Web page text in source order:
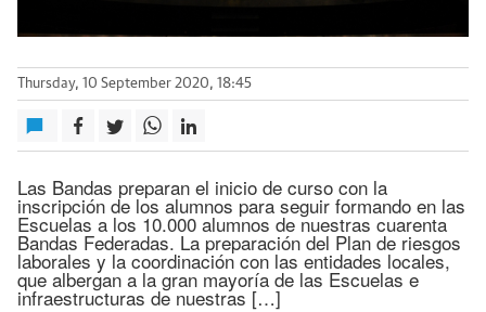
Thursday, 10 September 2020, 18:45
Las Bandas preparan el inicio de curso con la
inscripción de los alumnos para seguir formando en las
Escuelas a los 10.000 alumnos de nuestras cuarenta
Bandas Federadas. La preparación del Plan de riesgos
laborales y la coordinación con las entidades locales,
que albergan a la gran mayoría de las Escuelas e
infraestructuras de nuestras […]